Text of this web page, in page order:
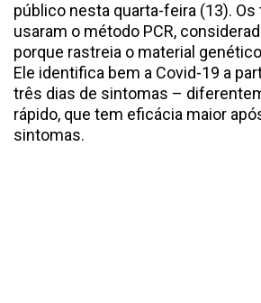
público nesta quarta-feira (13).
usaram o método PCR,
porque rastreia o material
Ele identifica bem a Covid-19 a
três dias de sintomas –
rápido, que tem eficácia maior
sintomas.